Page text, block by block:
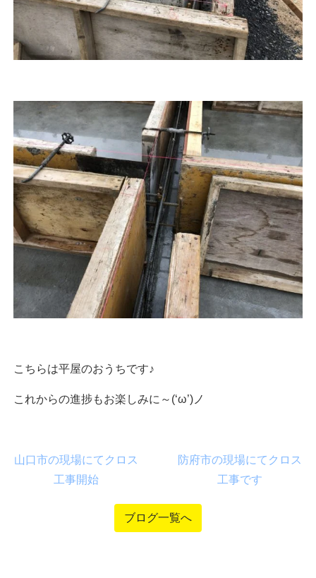
こちらは平屋のおうちです♪
これからの進捗もお楽しみに～(‘ω’)ノ
山口市の現場にてクロス
工事開始
防府市の現場にてクロス
工事です
ブログ一覧へ